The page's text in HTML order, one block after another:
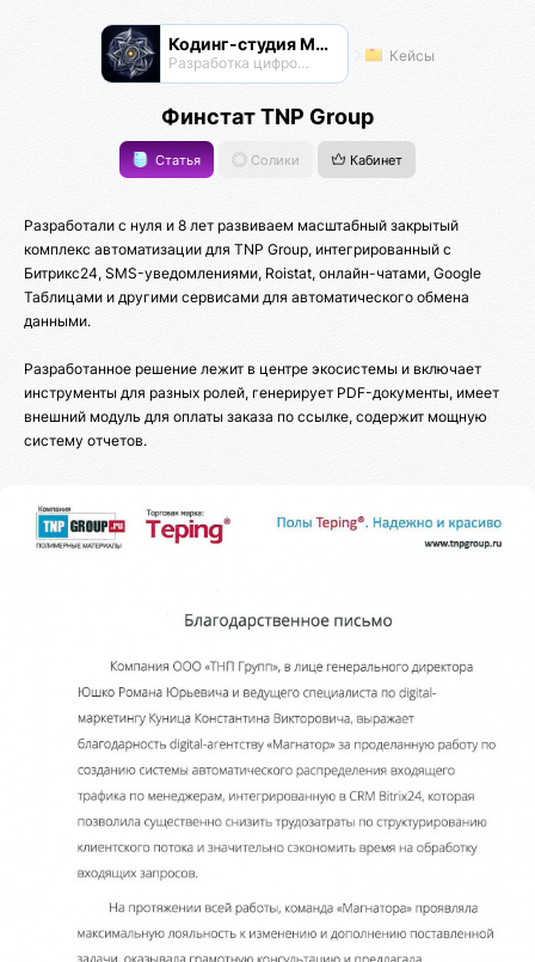
Кодинг-студия Магнатор
Разработка цифровых продуктов Кейсы
Финстат TNP Group
Статья Солики Кабинет
Разработали с нуля и 8 лет развиваем масштабный закрытый
комплекс автоматизации для TNP Group, интегрированный с
Битрикс24, SMS-уведомлениями, Roistat, онлайн-чатами, Google
Таблицами и другими сервисами для автоматического обмена
данными.
Разработанное решение лежит в центре экосистемы и включает
инструменты для разных ролей, генерирует PDF-документы, имеет
внешний модуль для оплаты заказа по ссылке, содержит мощную
систему отчетов.